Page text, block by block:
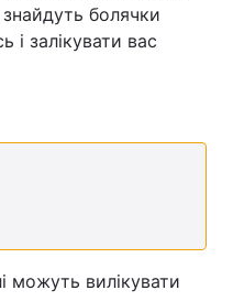
болячки
залікувати вас
можуть вилікувати